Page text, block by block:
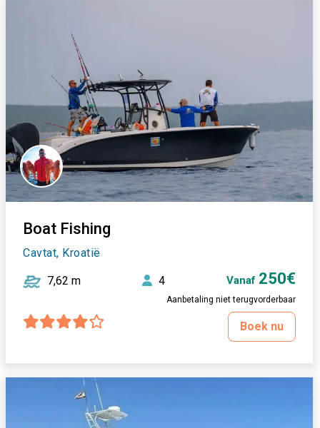
Boat Fishing
Cavtat, Kroatië
7,62 m 4 Vanaf 250€
Aanbetaling niet terugvorderbaar
Boek nu